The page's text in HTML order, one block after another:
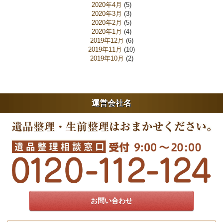
2020年4月 (5)
2020年3月 (3)
2020年2月 (5)
2020年1月 (4)
2019年12月 (6)
2019年11月 (10)
2019年10月 (2)
運営会社名
お問い合わせ